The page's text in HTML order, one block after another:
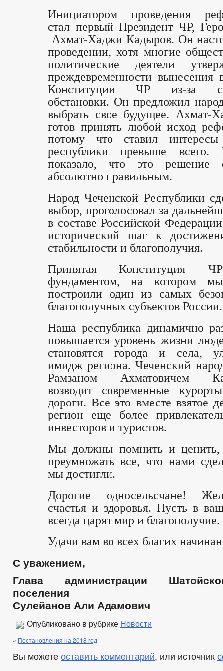
Инициатором проведения
стал первый Президент ЧР,
Ахмат-Хаджи Кадыров. Он
проведении, хотя многие
политические деятели
преждевременности вынесения
Конституции ЧР из-за
обстановки. Он предложил
выбрать свое будущее. Ахмат-
готов принять любой исход
потому что ставил
республики превыше
показало, что это решение
абсолютно правильным.
Народ Чеченской Республики
выбор, проголосовал за
в составе Российской
исторический шаг к
стабильности и благополучия.
Принятая Конституция
фундаментом, на котором мы
построили один из самых
благополучных субъектов России.
Наша республика динамично
повышается уровень жизни
становятся города и села,
имидж региона. Чеченский
Рамзаном Ахматовичем
возводит современные
дороги. Все это вместе взятое
регион еще более
инвесторов и туристов.
Мы должны помнить и ценить,
преумножать все, что нами
мы достигли.
Дорогие односельсчане!
счастья и здоровья. Пусть в
всегда царят мир и благополучие.
Удачи вам во всех благих
С уважением,
Глава администрации
поселения
Сулейанов Али Адамович
Опубликовано в рубрике Новости
« Постановления на 2018 год
Вы можете оставить комментарий, или источник